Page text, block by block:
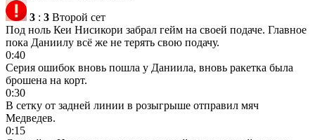
3 : 3 Второй сет
Под ноль Кеи Нисикори забрал гейм на своей подаче. Главное
пока Даниилу всё же не терять свою подачу.
0:40
Серия ошибок вновь пошла у Даниила, вновь ракетка была
брошена на корт.
0:30
В сетку от задней линии в розыгрыше отправил мяч
Медведев.
0:15